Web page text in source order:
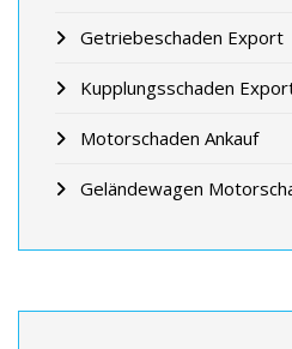
Getriebeschaden Export
Kupplungsschaden
Motorschaden Ankauf
Geländewagen